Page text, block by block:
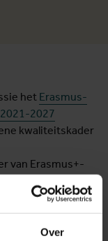
Over
het Erasmus-
2027
kwaliteitskader
van Erasmus+-
deErasmus
ITG. De